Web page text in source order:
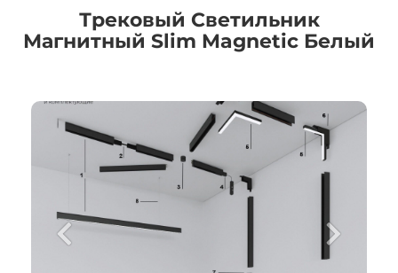
Трековый Светильник
Магнитный Slim Magnetic Белый